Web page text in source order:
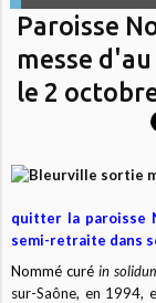
Paroisse
messe
le 2
quitter la paroisse
semi-retraite dans
Nommé curé in
sur-Saône, en 1994,